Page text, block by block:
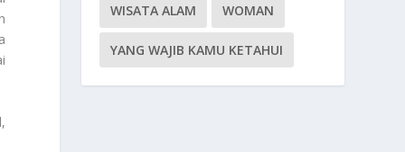
WISATA ALAM WOMAN
YANG WAJIB KAMU KETAHUI